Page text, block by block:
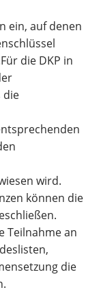
ein, auf denen
die DKP in
die
wird.
können die
Teilnahme an
die